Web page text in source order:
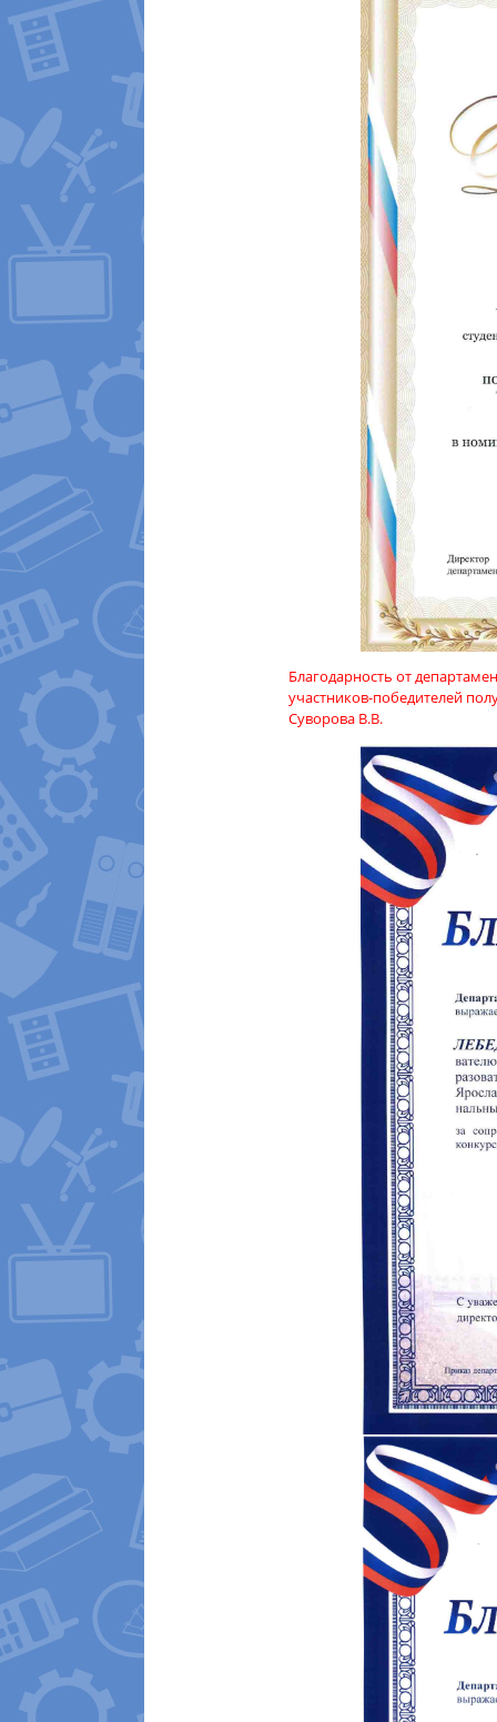
Благодарность от
участников-победителей
Суворова В.В.